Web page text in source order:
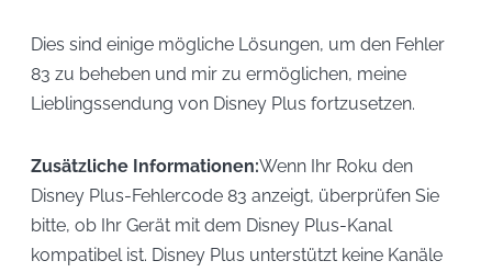
Dies sind einige mögliche Lösungen, um den Fehler
83 zu beheben und mir zu ermöglichen, meine
Lieblingssendung von Disney Plus fortzusetzen.
Zusätzliche Informationen:Wenn Ihr Roku den
Disney Plus-Fehlercode 83 anzeigt, überprüfen Sie
bitte, ob Ihr Gerät mit dem Disney Plus-Kanal
kompatibel ist. Disney Plus unterstützt keine Kanäle